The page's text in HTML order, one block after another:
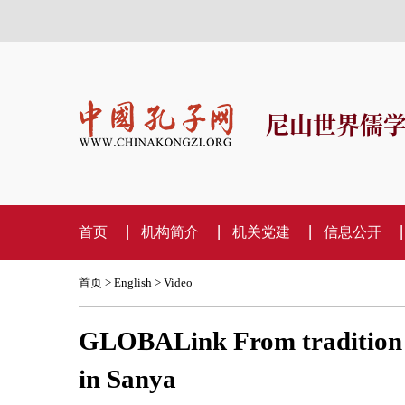
尼山世界儒
首页 机构简介 机关党建 信息公开
首页 > English > Video
GLOBALink From
in Sanya